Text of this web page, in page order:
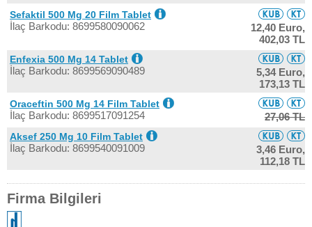
Sefaktil 500 Mg 20 Film Tablet
İlaç Barkodu: 8699580090062
12,40 Euro,
402,03 TL
Enfexia 500 Mg 14 Tablet
İlaç Barkodu: 8699569090489
5,34 Euro,
173,13 TL
Oraceftin 500 Mg 14 Film Tablet
İlaç Barkodu: 8699517091254 27,06 TL
Aksef 250 Mg 10 Film Tablet
İlaç Barkodu: 8699540091009
3,46 Euro,
112,18 TL
Firma Bilgileri